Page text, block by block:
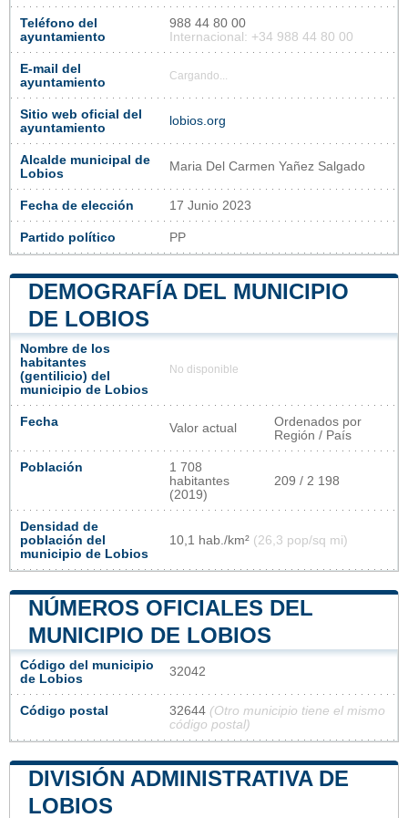
Teléfono del
ayuntamiento
988 44 80 00
Internacional: +34 988 44 80 00
E-mail del
ayuntamiento
Cargando...
Sitio web oficial del
ayuntamiento
lobios.org
Alcalde municipal de
Lobios
Maria Del Carmen Yañez Salgado
Fecha de elección 17 Junio 2023
Partido político PP
DEMOGRAFÍA DEL MUNICIPIO
DE LOBIOS
Nombre de los
habitantes
(gentilicio) del
municipio de Lobios
No disponible
Fecha Valor actual
Ordenados por
Región / País
Población
1 708
habitantes
(2019)
209 / 2 198
Densidad de
población del
municipio de Lobios
10,1 hab./km² (26,3 pop/sq mi)
NÚMEROS OFICIALES DEL
MUNICIPIO DE LOBIOS
Código del municipio
de Lobios
32042
Código postal 32644 (Otro municipio tiene el mismo
código postal)
DIVISIÓN ADMINISTRATIVA DE
LOBIOS